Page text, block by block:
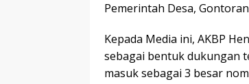
Pemerintah Desa,
Kepada Media ini, AKBP
sebagai bentuk dukungan
masuk sebagai 3 besar